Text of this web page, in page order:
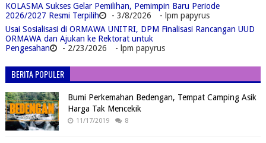
KOLASMA Sukses Gelar Pemilihan, Pemimpin Baru Periode
2026/2027 Resmi Terpilih
- 3/8/2026
- lpm papyrus
Usai Sosialisasi di ORMAWA UNITRI, DPM Finalisasi Rancangan UUD
ORMAWA dan Ajukan ke Rektorat untuk
Pengesahan
- 2/23/2026 - lpm papyrus
BERITA POPULER
Bumi Perkemahan Bedengan, Tempat Camping Asik
Harga Tak Mencekik
11/17/2019 8